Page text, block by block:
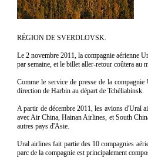
RÉGION DE SVERDLOVSK.
Le 2 novembre 2011, la compagnie aérienne
par semaine, et le billet aller-retour coûtera au
Comme le service de presse de la
direction de Harbin au départ de Tchéliabinsk.
A partir de décembre 2011, les avions d'Ural
avec Air China, Hainan Airlines, et South
autres pays d'Asie.
Ural airlines fait partie des 10 compagnies
parc de la compagnie est principalement